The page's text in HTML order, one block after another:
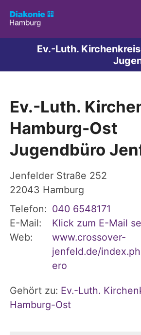
Ev.-Luth.
Ev.-Luth.
Hamburg-Ost
Jugendbüro
Jenfelder Straße 252
22043 Hamburg
Telefon: 040 6548171
E-Mail:
Klick zum E-Mail
Web:
www.crossover-
jenfeld.de/
ero
Gehört zu: Ev.-Luth.
Hamburg-Ost